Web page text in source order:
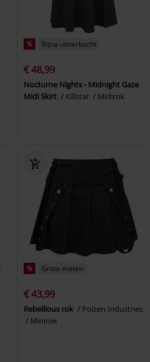
% Bijna uitverkocht
€ 48,99
Nocturne Nights - Midnight Gaze
Midi Skirt
Killstar Midirok
% Grote maten
€ 43,99
Rebellious rok
Poizen Industries
Minirok